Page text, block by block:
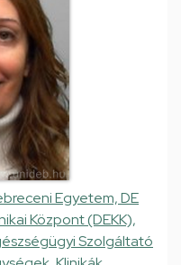
Egyetem, DE
Központ (DEKK),
Szolgáltató